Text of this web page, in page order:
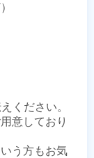
ください。
意しており
う方もお気